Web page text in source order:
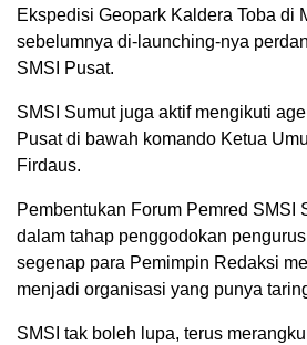
Ekspedisi Geopark Kaldera Toba di
sebelumnya di-launching-nya
SMSI Pusat.
SMSI Sumut juga aktif mengikuti
Pusat di bawah komando Ketua
Firdaus.
Pembentukan Forum Pemred SMSI
dalam tahap penggodokan
segenap para Pemimpin Redaksi
menjadi organisasi yang punya
SMSI tak boleh lupa, terus